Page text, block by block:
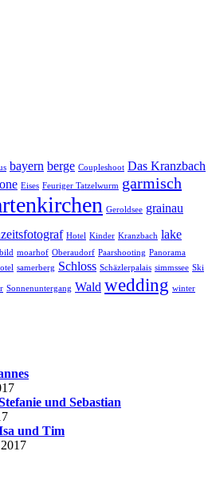
bayern berge Coupleshoot Das Kranzbach
Eises Feuriger Tatzelwurm garmisch
Geroldsee grainau
Hotel Kinder Kranzbach lake
moarhof Oberaudorf Paarshooting Panorama
samerberg Schloss Schäzlerpalais simmssee Ski
Sonnenuntergang Wald wedding winter
und Sebastian
und Tim